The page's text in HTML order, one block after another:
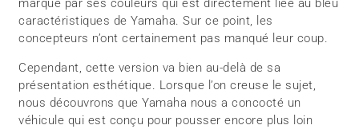
marque par ses couleurs qui est directement liée au bleu
caractéristiques de Yamaha. Sur ce point, les
concepteurs n’ont certainement pas manqué leur coup.
Cependant, cette version va bien au-delà de sa
présentation esthétique. Lorsque l’on creuse le sujet,
nous découvrons que Yamaha nous a concocté un
véhicule qui est conçu pour pousser encore plus loin